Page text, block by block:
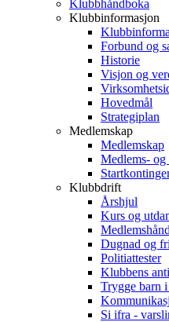
Klubbhåndboka
Klubbinformasjon
Forbund og
Historie
Visjon og
Hovedmål
Strategiplan
Medlemskap
Medlemskap
Medlems-
Klubbdrift
Årshjul
Kurs og
Dugnad og
Politiattester
Klubbens
Trygge barn
Si ifra -